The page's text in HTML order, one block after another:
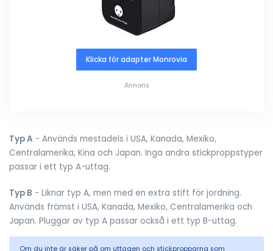
Klicka för adapter Monrovia
Annons
Typ A - Används mestadels i USA, Kanada, Mexiko,
Centralamerika, Kina och Japan. Inga andra stickproppstyper
passar i ett typ A-uttag.
Typ B - Liknar typ A, men med en extra stift för jordning.
Används främst i USA, Kanada, Mexiko, Centralamerika och
Japan. Pluggar av typ A passar också i ett typ B-uttag.
Om du inte är säker på om uttagen och stickpropparna som